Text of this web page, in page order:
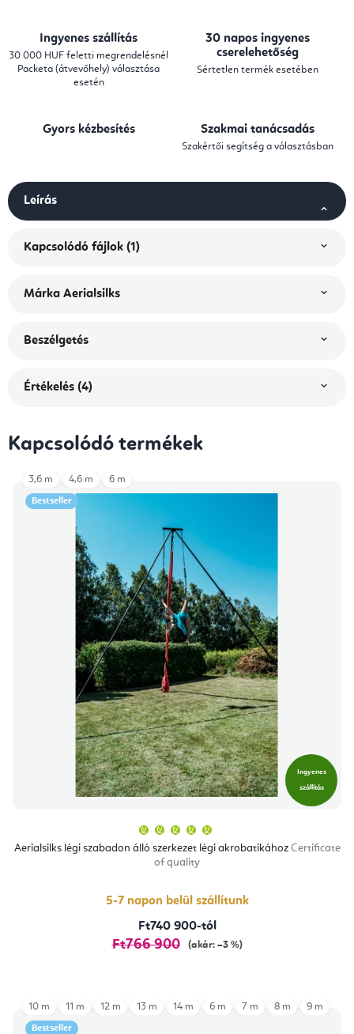
Ingyenes szállítás
30 000 HUF feletti megrendelésnél
Packeta (átvevőhely) választása
esetén
30 napos ingyenes
cserelehetőség
Sértetlen termék esetében
Gyors kézbesítés Szakmai tanácsadás
Szakértői segítség a választásban
Leírás
Kapcsolódó fájlok (1)
Márka Aerialsilks
Beszélgetés
Értékelés (4)
Kapcsolódó termékek
Bestseller
Ingyenes
szállítás
Aerialsilks légi szabadon álló szerkezet légi akrobatikához Certificate
of quality
átlagos
értékelése
csillag.
5-7 napon belül szállítunk
Ft740 900-tól
Ft766 900 (akár: –3 %)
3,6 m 4,6 m 6 m
Bestseller
10 m 11 m 12 m 13 m 14 m 6 m 7 m 8 m 9 m